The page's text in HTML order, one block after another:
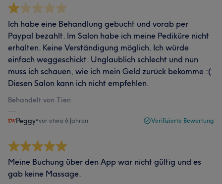
Ich habe eine Behandlung gebucht und vorab per
Paypal bezahlt. Im Salon habe ich meine Pediküre nicht
erhalten. Keine Verständigung möglich. Ich würde
einfach weggeschickt. Unglaublich schlecht und nun
muss ich schauen, wie ich mein Geld zurück bekomme :(
Diesen Salon kann ich nicht empfehlen.
Behandelt von Tien
Peggy•vor etwa 6 Jahren Verifizierte Bewertung
Meine Buchung über den App war nicht gültig und es
gab keine Massage.